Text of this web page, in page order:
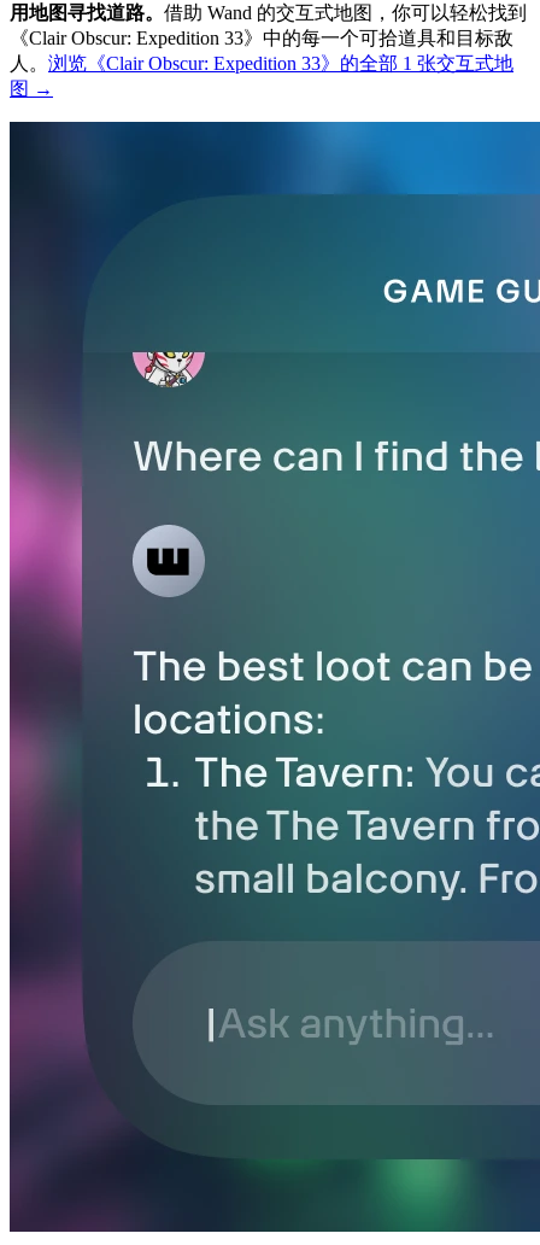
用地图寻找道路。 借助 Wand 的交互式地图，你可以轻松找到
《Clair Obscur: Expedition 33》中的每一个可拾道具和目标敌
人。 浏览《Clair Obscur: Expedition 33》的全部 1 张交互式地
图 →